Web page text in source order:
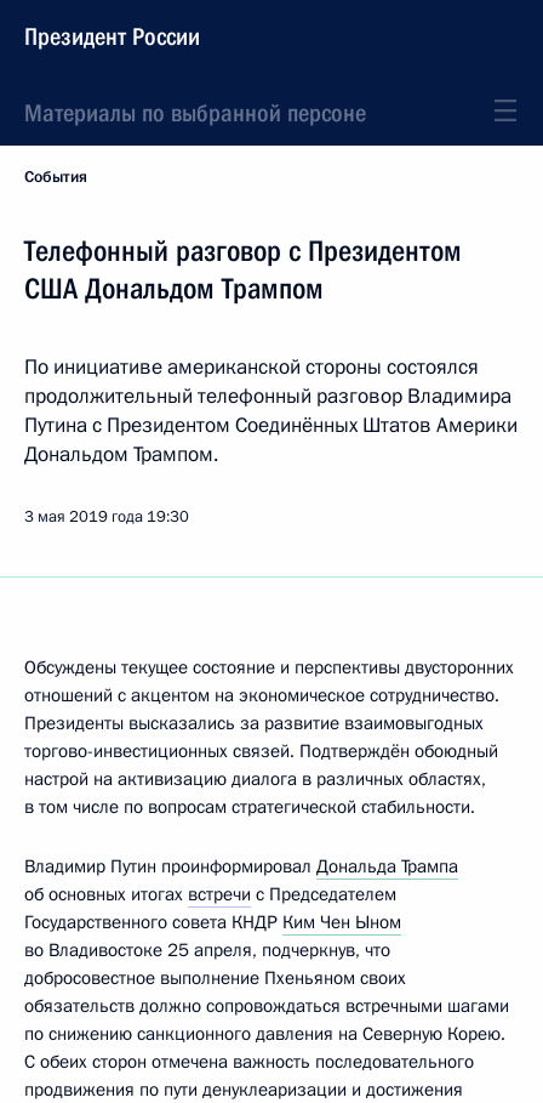
Президент России
Материалы по выбранной персоне
События
Телефонный разговор с Президентом
США Дональдом Трампом
По инициативе американской стороны состоялся
продолжительный телефонный разговор Владимира
Путина с Президентом Соединённых Штатов Америки
Дональдом Трампом.
3 мая 2019 года 19:30
Обсуждены текущее состояние и перспективы двусторонних
отношений с акцентом на экономическое сотрудничество.
Президенты высказались за развитие взаимовыгодных
торгово-инвестиционных связей. Подтверждён обоюдный
настрой на активизацию диалога в различных областях,
в том числе по вопросам стратегической стабильности.
Владимир Путин проинформировал Дональда Трампа
об основных итогах встречи с Председателем
Государственного совета КНДР Ким Чен Ыном
во Владивостоке 25 апреля, подчеркнув, что
добросовестное выполнение Пхеньяном своих
обязательств должно сопровождаться встречными шагами
по снижению санкционного давления на Северную Корею.
С обеих сторон отмечена важность последовательного
продвижения по пути денуклеаризации и достижения